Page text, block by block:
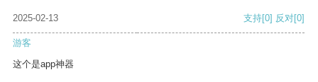
2025-02-13 支持[0] 反对[0]
游客
这个是app神器